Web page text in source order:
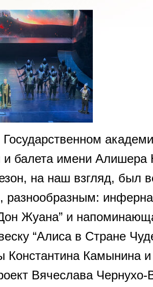
Государственном
и балета имени Алишера
на наш взгляд, был
Жуана” и
“Алиса в Стране
Константина Камынина
Вячеслава